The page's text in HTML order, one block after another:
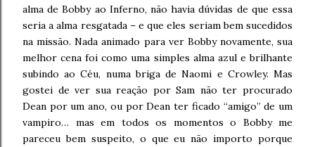
alma de Bobby ao Inferno, não havia dúvidas de que essa
seria a alma resgatada – e que eles seriam bem sucedidos
na missão. Nada animado para ver Bobby novamente, sua
melhor cena foi como uma simples alma azul e brilhante
subindo ao Céu, numa briga de Naomi e Crowley. Mas
gostei de ver sua reação por Sam não ter procurado
Dean por um ano, ou por Dean ter ficado “amigo” de um
vampiro… mas em todos os momentos o Bobby me
pareceu bem suspeito, o que eu não importo porque